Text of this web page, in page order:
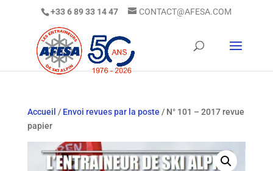
+33 6 89 33 14 47 CONTACT@AFESA.COM
Accueil / Envoi revues par la poste / N° 101 – 2017 revue
papier